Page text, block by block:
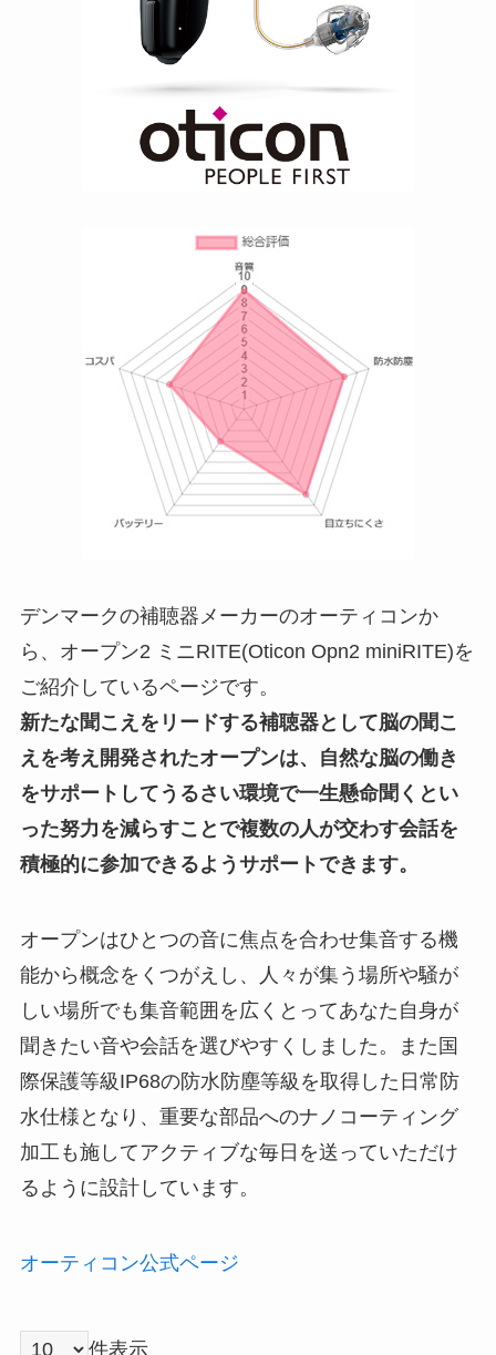
デンマークの補聴器メーカーのオーティコンか
ら、オープン2 ミニRITE(Oticon Opn2 miniRITE)を
ご紹介しているページです。
新たな聞こえをリードする補聴器として脳の聞こ
えを考え開発されたオープンは、自然な脳の働き
をサポートしてうるさい環境で一生懸命聞くとい
った努力を減らすことで複数の人が交わす会話を
積極的に参加できるようサポートできます。
オープンはひとつの音に焦点を合わせ集音する機
能から概念をくつがえし、人々が集う場所や騒が
しい場所でも集音範囲を広くとってあなた自身が
聞きたい音や会話を選びやすくしました。また国
際保護等級IP68の防水防塵等級を取得した日常防
水仕様となり、重要な部品へのナノコーティング
加工も施してアクティブな毎日を送っていただけ
るように設計しています。
オーティコン公式ページ
件表示